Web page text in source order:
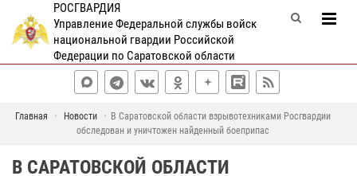
РОСГВАРДИЯ
Управление Федеральной службы войск
национальной гвардии Российской
Федерации по Саратовской области
Главная Новости
В Саратовской области взрывотехниками Росгвардии
обследован и уничтожен найденный боеприпас
В САРАТОВСКОЙ ОБЛАСТИ